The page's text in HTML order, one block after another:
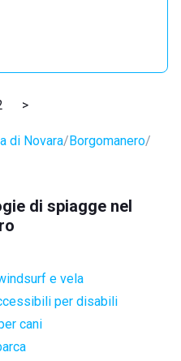
>
di Novara Borgomanero
di spiagge nel
e vela
per disabili
cani